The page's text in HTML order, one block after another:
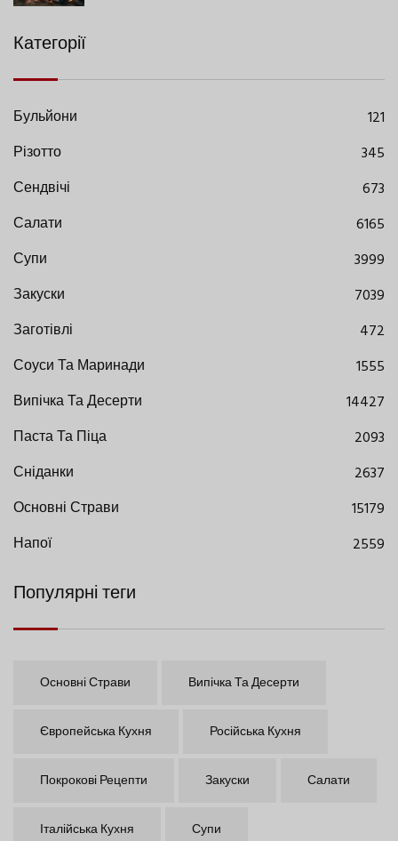
Категорії
Бульйони
121
Різотто
345
Сендвічі
673
Салати
6165
Супи
3999
Закуски
7039
Заготівлі
472
Соуси Та Маринади
1555
Випічка Та Десерти
14427
Паста Та Піца
2093
Сніданки
2637
Основні Страви
15179
Напої
2559
Популярні теги
Основні Страви Випічка Та Десерти
Європейська Кухня Російська Кухня
Покрокові Рецепти Закуски Салати
Італійська Кухня Супи